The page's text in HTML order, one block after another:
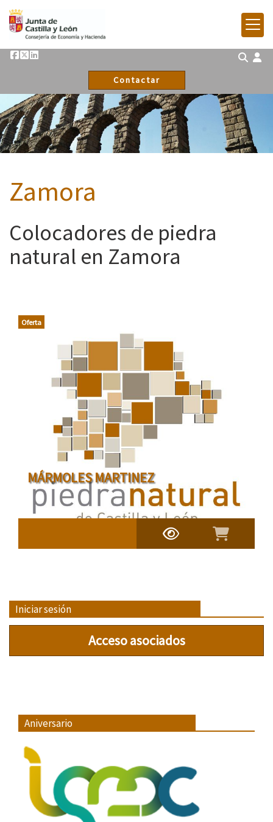
Contactar
Zamora
Colocadores de piedra
natural en Zamora
Oferta
MÁRMOLES MARTINEZ
Iniciar sesión
Acceso asociados
Aniversario